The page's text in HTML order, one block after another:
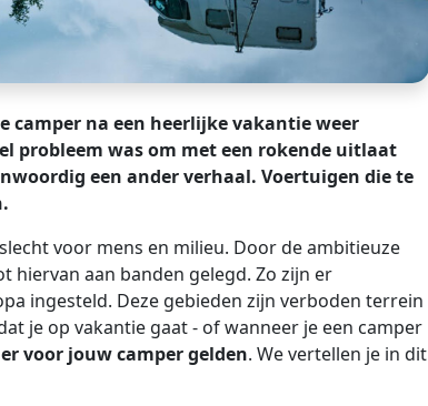
camper na een heerlijke vakantie weer
probleem was om met een rokende uitlaat
een ander verhaal. Voertuigen die te
voor mens en milieu. Door de ambitieuze
aan banden gelegd. Zo zijn er
ingesteld. Deze gebieden zijn verboden terrein
je op vakantie gaat - of wanneer je een camper
voor jouw camper gelden. We vertellen je in dit